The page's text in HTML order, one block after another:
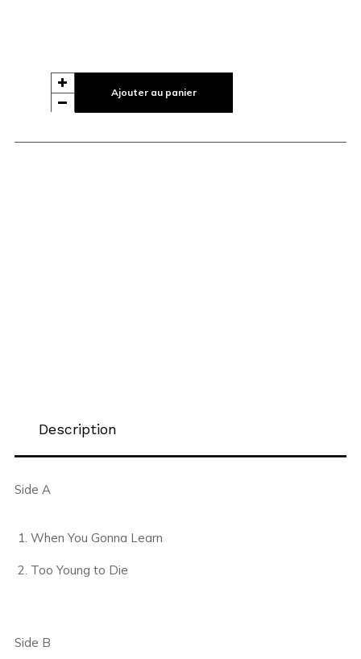
Ajouter au panier
Description
Side A
When You Gonna Learn
Too Young to Die
Side B